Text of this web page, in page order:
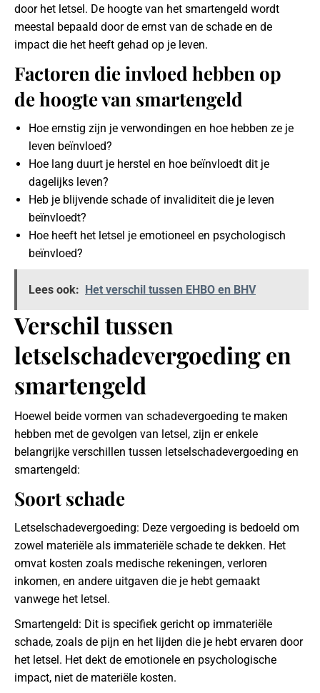
door het letsel. De hoogte van het smartengeld wordt
meestal bepaald door de ernst van de schade en de
impact die het heeft gehad op je leven.
Factoren die invloed hebben op
de hoogte van smartengeld
Hoe ernstig zijn je verwondingen en hoe hebben ze je
leven beïnvloed?
Hoe lang duurt je herstel en hoe beïnvloedt dit je
dagelijks leven?
Heb je blijvende schade of invaliditeit die je leven
beïnvloedt?
Hoe heeft het letsel je emotioneel en psychologisch
beïnvloed?
Lees ook: Het verschil tussen EHBO en BHV
Verschil tussen
letselschadevergoeding en
smartengeld
Hoewel beide vormen van schadevergoeding te maken
hebben met de gevolgen van letsel, zijn er enkele
belangrijke verschillen tussen letselschadevergoeding en
smartengeld:
Soort schade
Letselschadevergoeding: Deze vergoeding is bedoeld om
zowel materiële als immateriële schade te dekken. Het
omvat kosten zoals medische rekeningen, verloren
inkomen, en andere uitgaven die je hebt gemaakt
vanwege het letsel.
Smartengeld: Dit is specifiek gericht op immateriële
schade, zoals de pijn en het lijden die je hebt ervaren door
het letsel. Het dekt de emotionele en psychologische
impact, niet de materiële kosten.